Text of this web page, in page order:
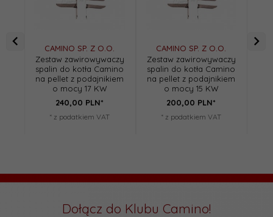
CAMINO SP. Z O.O.
Zestaw zawirowywaczy
spalin do kotła Camino
na pellet z podajnikiem
o mocy 17 KW
240,00 PLN*
* z podatkiem VAT
CAMINO SP. Z O.O.
Zestaw zawirowywaczy
spalin do kotła Camino
na pellet z podajnikiem
o mocy 15 KW
200,00 PLN*
* z podatkiem VAT
Dołącz do Klubu Camino!